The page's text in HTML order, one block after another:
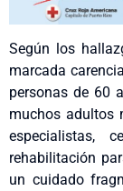
Según los
marcada
personas de 60
muchos adultos
especialistas,
rehabilitación
un cuidado